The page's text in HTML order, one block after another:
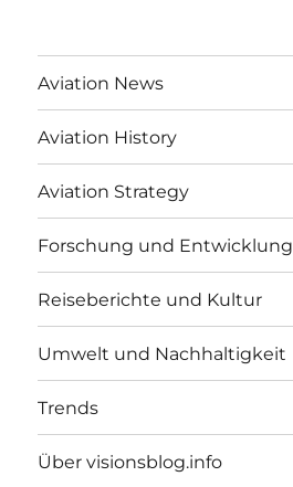
Aviation News
Aviation History
Aviation Strategy
Forschung und Entwicklung
Reiseberichte und Kultur
Umwelt und Nachhaltigkeit
Trends
Über visionsblog.info